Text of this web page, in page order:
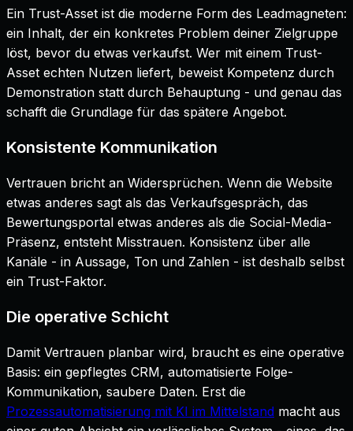
Ein Trust-Asset ist die moderne Form des Leadmagneten:
ein Inhalt, der ein konkretes Problem deiner Zielgruppe
löst, bevor du etwas verkaufst. Wer mit einem Trust-
Asset echten Nutzen liefert, beweist Kompetenz durch
Demonstration statt durch Behauptung - und genau das
schafft die Grundlage für das spätere Angebot.
Konsistente Kommunikation
Vertrauen bricht an Widersprüchen. Wenn die Website
etwas anderes sagt als das Verkaufsgespräch, das
Bewertungsportal etwas anderes als die Social-Media-
Präsenz, entsteht Misstrauen. Konsistenz über alle
Kanäle - in Aussage, Ton und Zahlen - ist deshalb selbst
ein Trust-Faktor.
Die operative Schicht
Damit Vertrauen planbar wird, braucht es eine operative
Basis: ein gepflegtes CRM, automatisierte Folge-
Kommunikation, saubere Daten. Erst die
Prozessautomatisierung mit KI im Mittelstand macht aus